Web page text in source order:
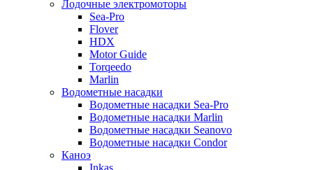
Лодочные электромоторы
Sea-Pro
Flover
HDX
Motor Guide
Torqeedo
Marlin
Водометные насадки
Водометные насадки Sea-Pro
Водометные насадки Marlin
Водометные насадки Seanovo
Водометные насадки Condor
Каноэ
Inkas